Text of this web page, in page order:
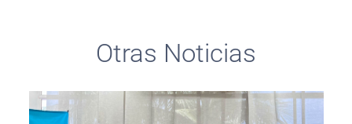
Otras Noticias